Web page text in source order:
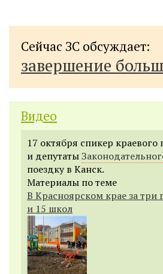
Сейчас ЗС обсуждает:
завершение
Видео
17 октября спикер
и депутаты
поездку в Канск.
Материалы по теме
В Красноярском крае за три
и 15 школ